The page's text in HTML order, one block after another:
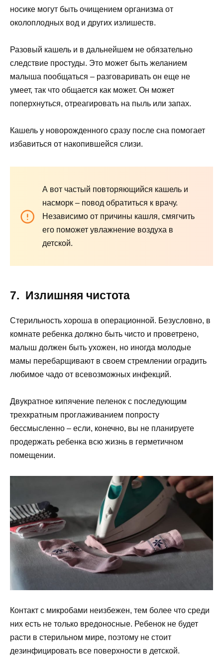
носике могут быть очищением организма от
околоплодных вод и других излишеств.
Разовый кашель и в дальнейшем не обязательно
следствие простуды. Это может быть желанием
малыша пообщаться – разговаривать он еще не
умеет, так что общается как может. Он может
поперхнуться, отреагировать на пыль или запах.
Кашель у новорожденного сразу после сна помогает
избавиться от накопившейся слизи.
А вот частый повторяющийся кашель и
насморк – повод обратиться к врачу.
Независимо от причины кашля, смягчить
его поможет увлажнение воздуха в
детской.
7. Излишняя чистота
Стерильность хороша в операционной. Безусловно, в
комнате ребенка должно быть чисто и проветрено,
малыш должен быть ухожен, но иногда молодые
мамы перебарщивают в своем стремлении оградить
любимое чадо от всевозможных инфекций.
Двукратное кипячение пеленок с последующим
трехкратным проглаживанием попросту
бессмысленно – если, конечно, вы не планируете
продержать ребенка всю жизнь в герметичном
помещении.
Контакт с микробами неизбежен, тем более что среди
них есть не только вредоносные. Ребенок не будет
расти в стерильном мире, поэтому не стоит
дезинфицировать все поверхности в детской.